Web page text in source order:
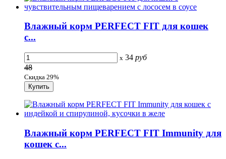
Влажный корм PERFECT FIT для кошек
с...
x 34 руб
48
Скидка 29%
Влажный корм PERFECT FIT Immunity для
кошек с...